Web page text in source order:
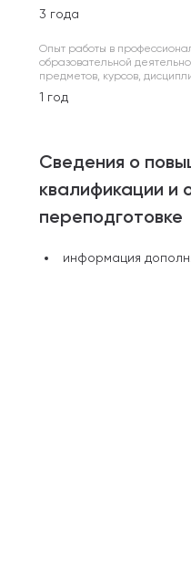
3 года
Опыт работы в
образовательной
предметов, курсов,
1 год
Сведения о
квалификации и
переподготовке
информация